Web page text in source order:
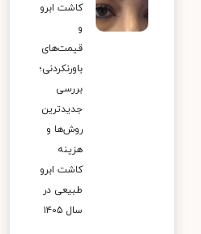
کاشت ابرو
قیمت‌های
باورنکردنی؛
بررسی
جدیدترین
روش‌ها و
هزینه
کاشت ابرو
طبیعی در
سال ۱۴۰۵